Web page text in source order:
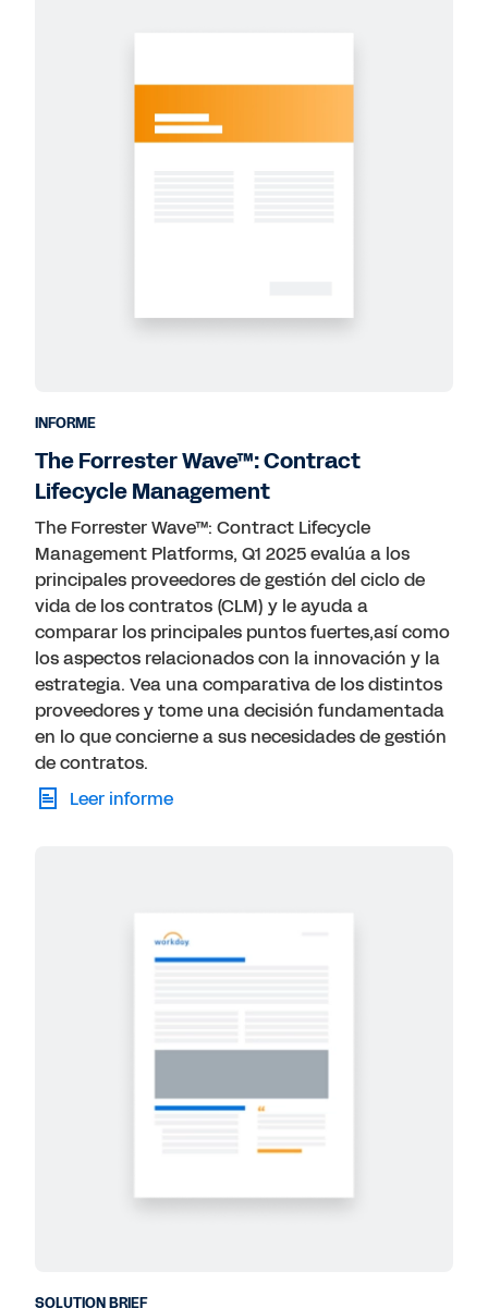
INFORME
The Forrester Wave™: Contract
Lifecycle Management
The Forrester Wave™: Contract Lifecycle
Management Platforms, Q1 2025 evalúa a los
principales proveedores de gestión del ciclo de
vida de los contratos (CLM) y le ayuda a
comparar los principales puntos fuertes,así como
los aspectos relacionados con la innovación y la
estrategia. Vea una comparativa de los distintos
proveedores y tome una decisión fundamentada
en lo que concierne a sus necesidades de gestión
de contratos.
Leer informe
SOLUTION BRIEF